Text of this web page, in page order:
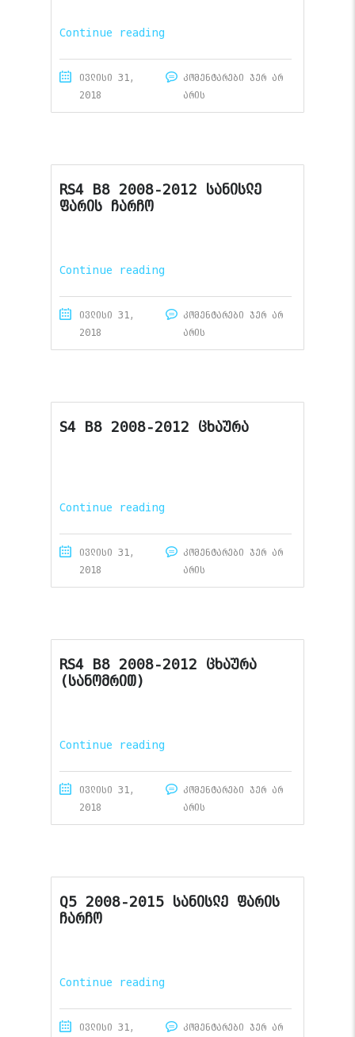
Continue reading
ივლისი 31,
2018
კომენტარები ჯერ არ
არის
RS4 B8 2008-2012 სანისლე
ფარის ჩარჩო
Continue reading
ივლისი 31,
2018
კომენტარები ჯერ არ
არის
S4 B8 2008-2012 ცხაურა
Continue reading
ივლისი 31,
2018
კომენტარები ჯერ არ
არის
RS4 B8 2008-2012 ცხაურა
(სანომრით)
Continue reading
ივლისი 31,
2018
კომენტარები ჯერ არ
არის
Q5 2008-2015 სანისლე ფარის
ჩარჩო
Continue reading
ივლისი 31,
კომენტარები ჯერ არ